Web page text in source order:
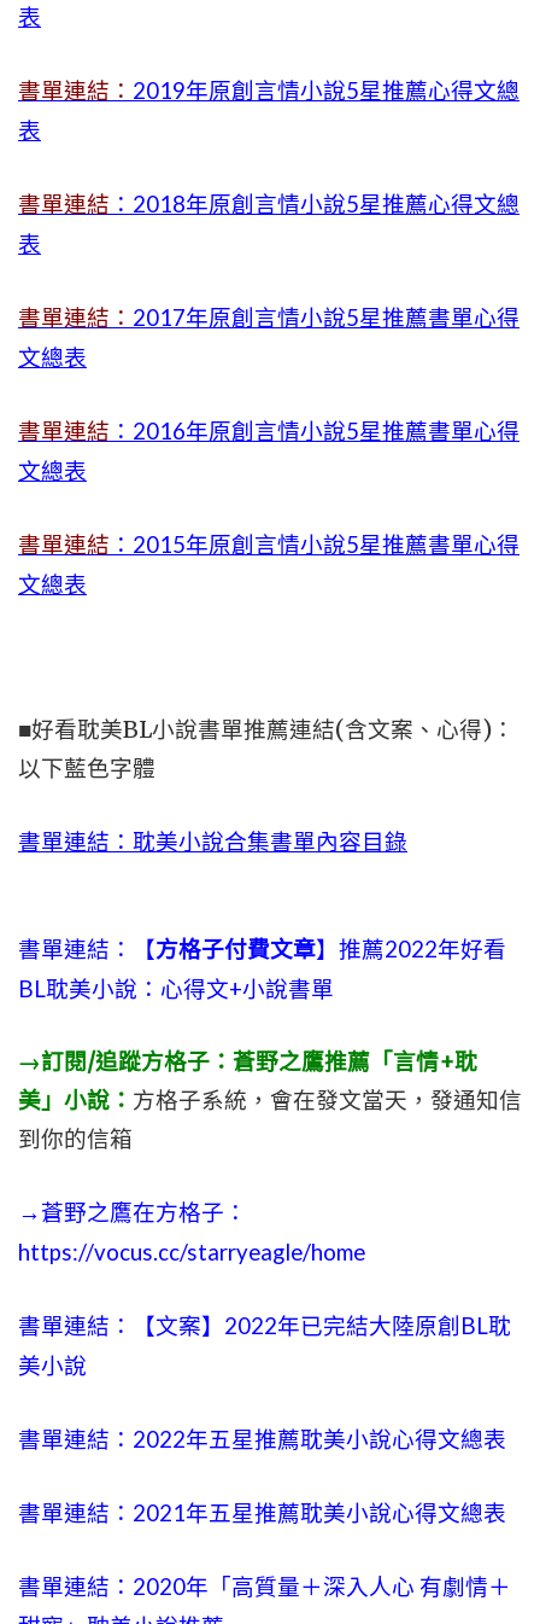
表
書單連結： 2019年原創言情小說5星推薦心得文總
表
書單連結 ：2018年原創言情小說5星推薦心得文總
表
書單連結： 2017年原創言情小說5星推薦書單心得
文總表
書單連結 ：2016年原創言情小說5星推薦書單心得
文總表
書單連結 ：2015年原創言情小說5星推薦書單心得
文總表
■好看耽美BL小說書單推薦連結(含文案、心得)：
以下藍色字體
書單連結：耽美小說合集書單內容目錄
書單連結：【方格子付費文章】推薦2022年好看
BL耽美小說：心得文+小說書單
→訂閱/追蹤方格子：蒼野之鷹推薦「言情+耽
美」小說： 方格子系統，會在發文當天，發通知信
到你的信箱
→蒼野之鷹在方格子：
https://vocus.cc/starryeagle/home
書單連結：【文案】2022年已完結大陸原創BL耽
美小說
書單連結：2022年五星推薦耽美小說心得文總表
書單連結：2021年五星推薦耽美小說心得文總表
書單連結：2020年「高質量＋深入人心 有劇情＋